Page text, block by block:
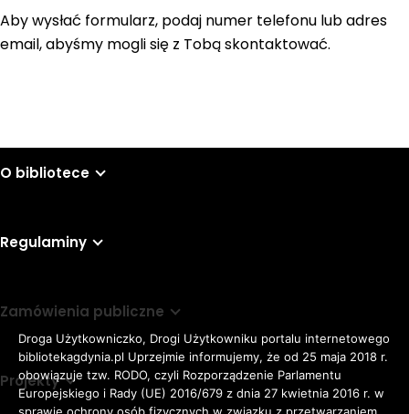
Aby wysłać formularz, podaj numer telefonu lub adres
email, abyśmy mogli się z Tobą skontaktować.
O bibliotece
Regulaminy
Zamówienia publiczne
Projekty
Droga Użytkowniczko, Drogi Użytkowniku portalu internetowego
bibliotekagdynia.pl Uprzejmie informujemy, że od 25 maja 2018 r.
obowiązuje tzw. RODO, czyli Rozporządzenie Parlamentu
Europejskiego i Rady (UE) 2016/679 z dnia 27 kwietnia 2016 r. w